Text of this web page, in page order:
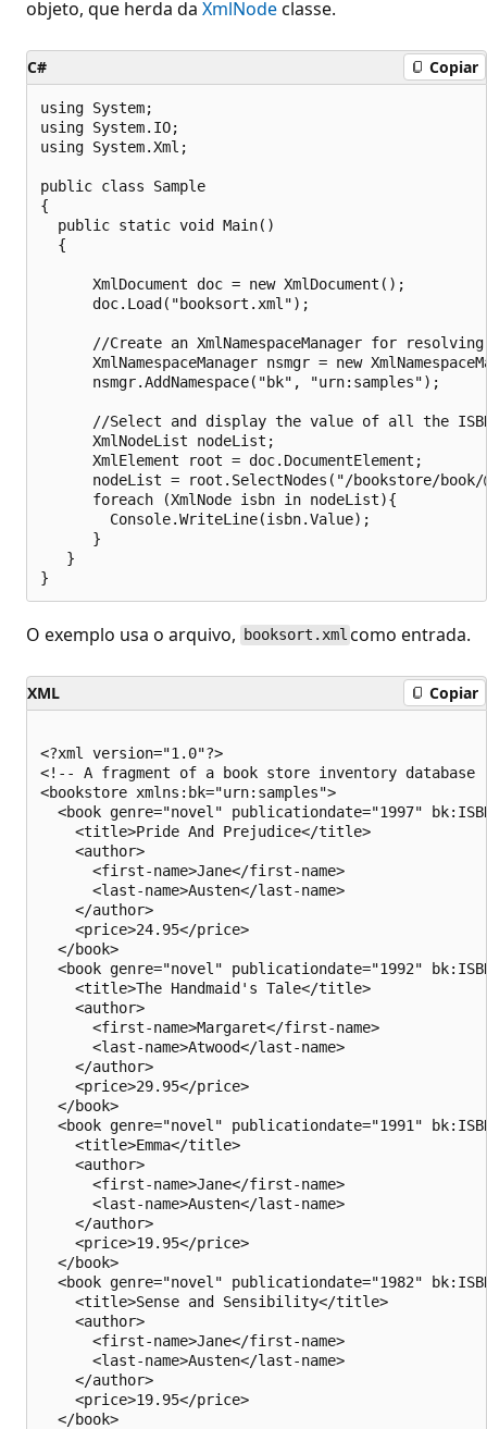
objeto, que herda da XmlNodeclasse.
C# Copiar
using System;
using System.IO;
using System.Xml;
public class Sample
{
  public static void Main()
  {
      XmlDocument doc = new XmlDocument();
      doc.Load("booksort.xml");
//Create an XmlNamespaceManager for
XmlNamespaceManager nsmgr = new
      nsmgr.AddNamespace("bk", "urn:samples");
//Select and display the value of all the
      XmlNodeList nodeList;
      XmlElement root = doc.DocumentElement;
nodeList = root.SelectNodes("/bookstore/
      foreach (XmlNode isbn in nodeList){
        Console.WriteLine(isbn.Value);
      }
   }
O exemplo usa o arquivo, booksort.xml como entrada.
XML Copiar
<?xml version="1.0"?>
<!-- A fragment of a book store inventory database
<bookstore xmlns:bk="urn:samples">
<book genre="novel" publicationdate="1997"
    <title>Pride And Prejudice</title>
    <author>
      <first-name>Jane</first-name>
      <last-name>Austen</last-name>
    </author>
    <price>24.95</price>
  </book>
<book genre="novel" publicationdate="1992"
    <title>The Handmaid's Tale</title>
    <author>
      <first-name>Margaret</first-name>
      <last-name>Atwood</last-name>
    </author>
    <price>29.95</price>
  </book>
<book genre="novel" publicationdate="1991"
    <title>Emma</title>
    <author>
      <first-name>Jane</first-name>
      <last-name>Austen</last-name>
    </author>
    <price>19.95</price>
  </book>
<book genre="novel" publicationdate="1982"
    <title>Sense and Sensibility</title>
    <author>
      <first-name>Jane</first-name>
      <last-name>Austen</last-name>
    </author>
    <price>19.95</price>
  </book>